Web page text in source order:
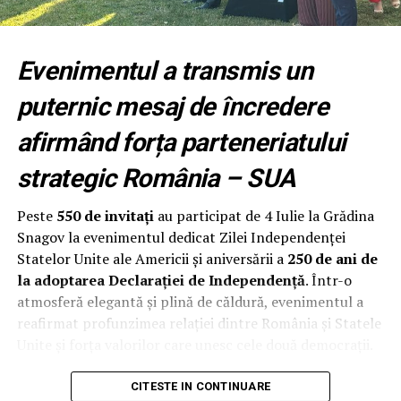
Fundația Națională a Tinerilor Manageri (FNTM)
organizează noua serie RPEP, un program construit
Quality Award, cu sprijinul RePatriot pentru atragerea
unor executivi români cu experiență internațională.
Programul începe cu un modul intensiv desfășurat la
București, urmat de opt luni de implementare și
mentorat. Participanții aplică metodologia direct în
propria organizație, își evaluează procesele, identifică
punctele forte și ariile de îmbunătățire și construiesc un
plan concret de creștere a performanței.
Programul se adresează directorilor generali,
antreprenorilor și managerilor cu responsabilitate
directă asupra performanței organizației și este deschis
medicale și organizațiilor din administrația publică.
Evenimentul a transmis un
puternic mesaj de încredere
afirmând forța parteneriatului
strategic România – SUA
Peste 550 de invitațiau participat de 4 Iulie la Grădina
Snagov la evenimentul dedicat Zilei Independenței
Statelor Unite ale Americii și aniversării a 250 de ani de
la adoptarea Declarației de Independență. Într-o
atmosferă elegantă și plină de căldură, evenimentul a
reafirmat profunzimea relației dintre România și Statele
Evenimentul organizat deAlianța(The Alliance for
CITESTE IN CONTINUARE